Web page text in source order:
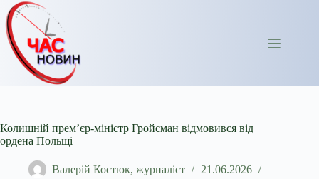
Перейти
до
вмісту
Колишній прем’єр-міністр Гройсман відмовився від
ордена Польщі
Валерій Костюк, журналіст
21.06.2026